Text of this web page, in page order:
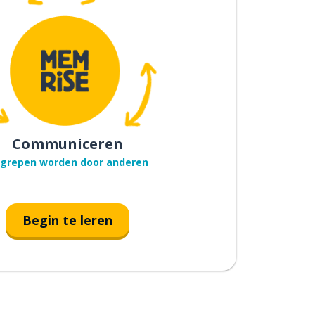
Communiceren
worden door anderen
Begin te leren